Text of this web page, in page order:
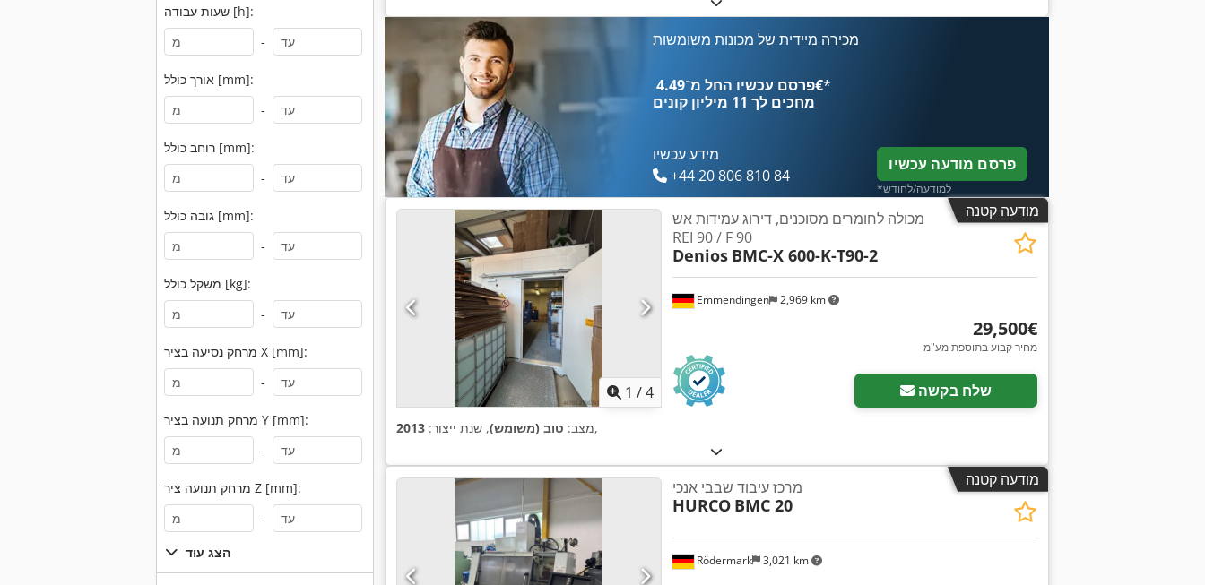
שעות עבודה [h]:
-
אורך כולל [mm]:
-
רוחב כולל [mm]:
-
גובה כולל [mm]:
-
משקל כולל [kg]:
-
מרחק נסיעה בציר X [mm]:
-
מרחק תנועה בציר Y [mm]:
-
מרחק תנועה ציר Z [mm]:
-
הצג עוד
מכירה מיידית של מכונות משומשות
פרסם עכשיו החל מ־‏4.49 ‏€*
מחכים לך 11 מיליון קונים
מידע עכשיו
+44 20 806 810 84
פרסם מודעה עכשיו
*למודעה/לחודש
מודעה קטנה
1 /4
Emmendingen 2,969 km
מכולה לחומרים מסוכנים, דירוג עמידות אש
REI 90 / F 90
Denios BMC-X 600-K-T90-2
‏29,500 ‏€
מחיר קבוע בתוספת מע"מ
שלח בקשה
מצב: טוב (משומש), שנת ייצור: 2013 ,
מודעה קטנה
Rödermark 3,021 km
מרכז עיבוד שבבי אנכי
HURCO BMC 20